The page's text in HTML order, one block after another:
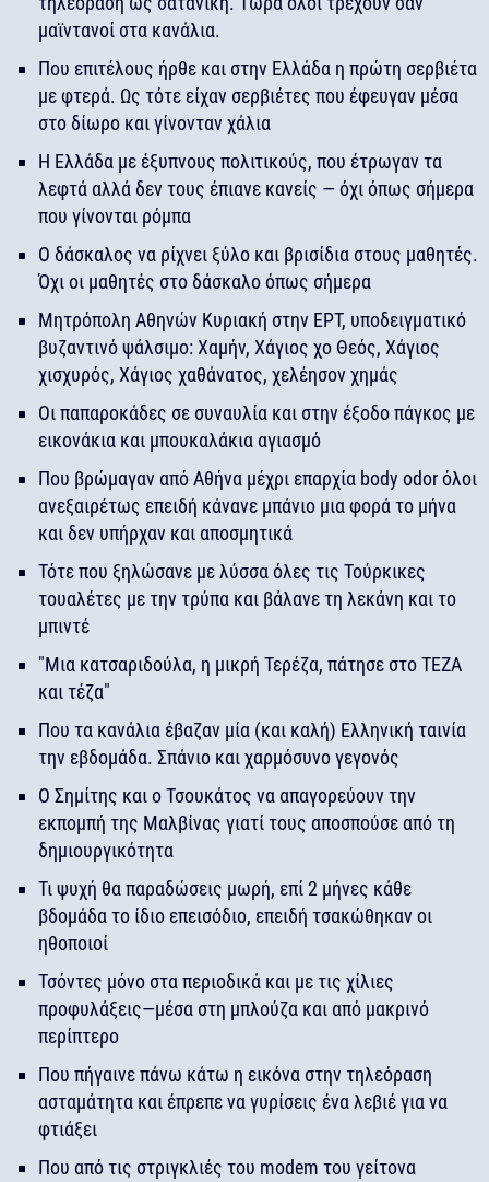
μαϊντανοί στα κανάλια.
Που επιτέλους ήρθε και στην Ελλάδα η πρώτη σερβιέτα
με φτερά. Ως τότε είχαν σερβιέτες που έφευγαν μέσα
στο δίωρο και γίνονταν χάλια
Η Ελλάδα με έξυπνους πολιτικούς, που έτρωγαν τα
λεφτά αλλά δεν τους έπιανε κανείς — όχι όπως σήμερα
που γίνονται ρόμπα
Ο δάσκαλος να ρίχνει ξύλο και βρισίδια στους μαθητές.
Όχι οι μαθητές στο δάσκαλο όπως σήμερα
Mητρόπολη Αθηνών Κυριακή στην ΕΡΤ, υποδειγματικό
βυζαντινό ψάλσιμο: Χαμήν, Χάγιος χο Θεός, Χάγιος
χισχυρός, Χάγιος χαθάνατος, χελέησον χημάς
Οι παπαροκάδες σε συναυλία και στην έξοδο πάγκος με
εικονάκια και μπουκαλάκια αγιασμό
Που βρώμαγαν από Αθήνα μέχρι επαρχία body odor όλοι
ανεξαιρέτως επειδή κάνανε μπάνιο μια φορά το μήνα
και δεν υπήρχαν και αποσμητικά
Τότε που ξηλώσανε με λύσσα όλες τις Τούρκικες
τουαλέτες με την τρύπα και βάλανε τη λεκάνη και το
μπιντέ
"Μια κατσαριδούλα, η μικρή Τερέζα, πάτησε στο ΤΕΖΑ
και τέζα"
Που τα κανάλια έβαζαν μία (και καλή) Ελληνική ταινία
την εβδομάδα. Σπάνιο και χαρμόσυνο γεγονός
Ο Σημίτης και ο Τσουκάτος να απαγορεύουν την
εκπομπή της Μαλβίνας γιατί τους αποσπούσε από τη
δημιουργικότητα
Τι ψυχή θα παραδώσεις μωρή, επί 2 μήνες κάθε
βδομάδα το ίδιο επεισόδιο, επειδή τσακώθηκαν οι
ηθοποιοί
Τσόντες μόνο στα περιοδικά και με τις χίλιες
προφυλάξεις—μέσα στη μπλούζα και από μακρινό
περίπτερο
Που πήγαινε πάνω κάτω η εικόνα στην τηλεόραση
ασταμάτητα και έπρεπε να γυρίσεις ένα λεβιέ για να
φτιάξει
Που από τις στριγκλιές του modem του γείτονα